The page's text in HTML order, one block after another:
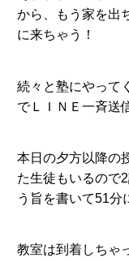
から、もう家を出
に来ちゃう！
続々と塾にやって
でＬＩＮＥ一斉送
本日の夕方以降の
た生徒もいるので
う旨を書いて51分
教室は到着しちゃ